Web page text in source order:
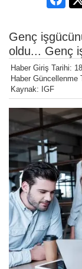
Genç
oldu... Genç
Haber Giriş Tarihi:
Haber Güncellenme
Kaynak: IGF